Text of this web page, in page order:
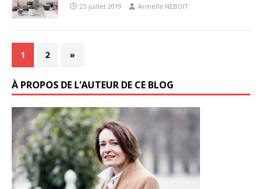
25 juillet 2019 Armelle NEBOIT
1 2 »
À PROPOS DE L’AUTEUR DE CE BLOG